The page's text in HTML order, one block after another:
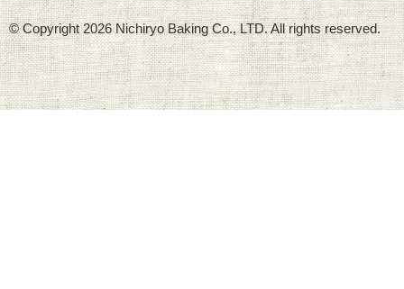
© Copyright2026 Nichiryo Baking Co., LTD. All rights reserved.